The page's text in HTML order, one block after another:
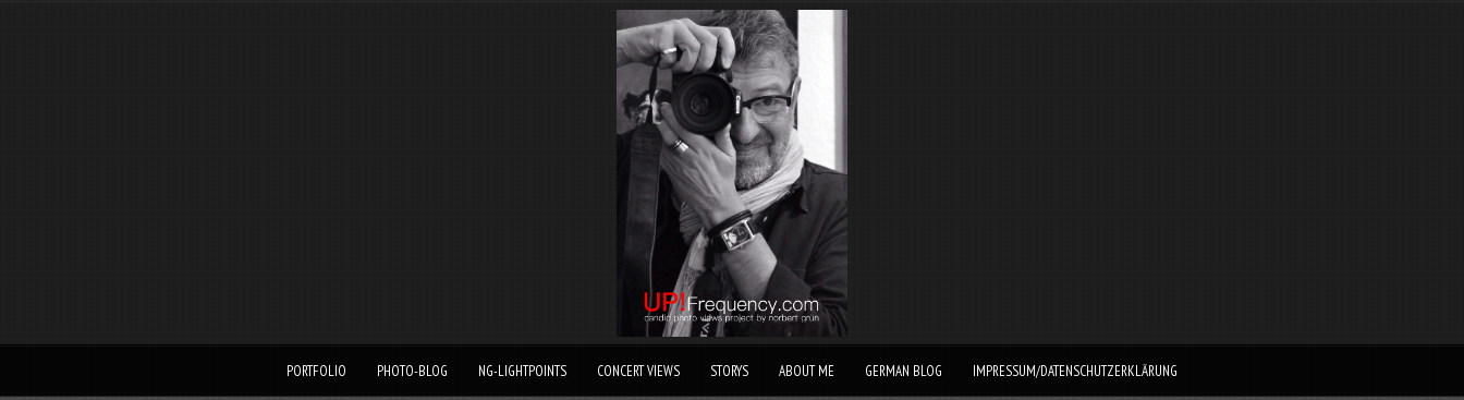
PORTFOLIO PHOTO-BLOG NG-LIGHTPOINTS CONCERT VIEWS STORYS ABOUT ME GERMAN BLOG IMPRESSUM/DATENSCHUTZERKLÄRUNG